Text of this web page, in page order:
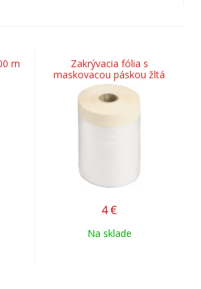
m
Zakrývacia fólia s
maskovacou páskou žltá
4 €
Na sklade